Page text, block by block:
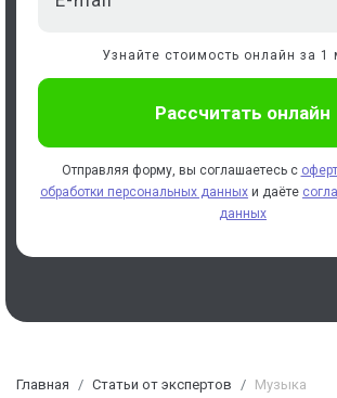
Узнайте стоимость онлайн за 1
Отправляя форму, вы соглашаетесь с
обработки персональных данных и даёте
данных
Главная Статьи от экспертов Музыка